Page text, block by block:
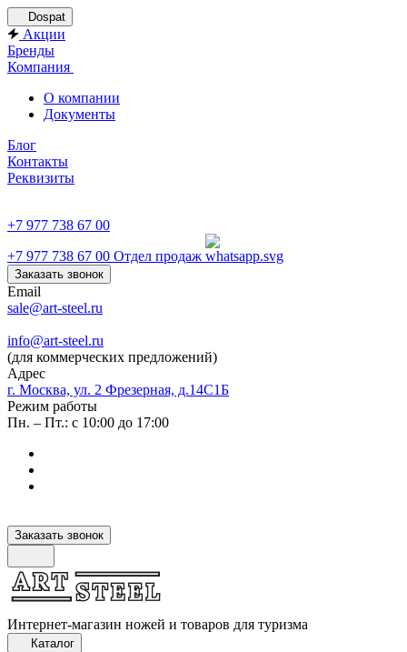
Dospat
Акции
Бренды
Компания
О компании
Документы
Блог
Контакты
Реквизиты
+7 977 738 67 00
+7 977 738 67 00 Отдел продаж
Заказать звонок
Email
sale@art-steel.ru
info@art-steel.ru
(для коммерческих предложений)
Адрес
г. Москва, ул. 2 Фрезерная, д.14С1Б
Режим работы
Пн. – Пт.: с 10:00 до 17:00
Заказать звонок
Интернет-магазин ножей и товаров для туризма
Каталог